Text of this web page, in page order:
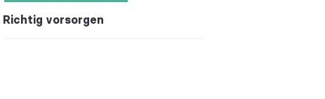
Richtig vorsorgen